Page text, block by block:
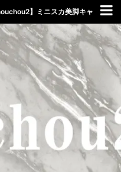
】ミニスカ美脚キャ